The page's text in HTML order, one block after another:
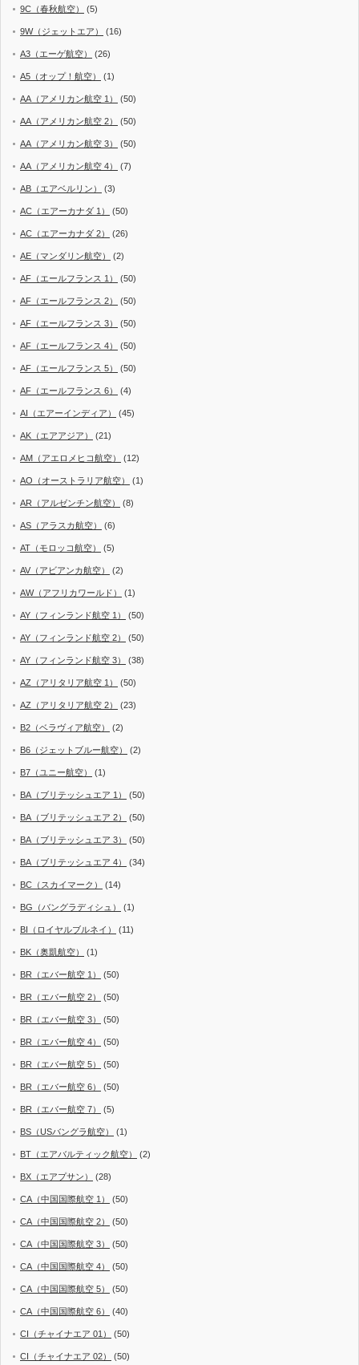
9C（春秋航空） (5)
9W（ジェットエア） (16)
A3（エーゲ航空） (26)
A5（オップ！航空） (1)
AA（アメリカン航空 1） (50)
AA（アメリカン航空 2） (50)
AA（アメリカン航空 3） (50)
AA（アメリカン航空 4） (7)
AB（エアベルリン） (3)
AC（エアーカナダ 1） (50)
AC（エアーカナダ 2） (26)
AE（マンダリン航空） (2)
AF（エールフランス 1） (50)
AF（エールフランス 2） (50)
AF（エールフランス 3） (50)
AF（エールフランス 4） (50)
AF（エールフランス 5） (50)
AF（エールフランス 6） (4)
AI（エアーインディア） (45)
AK（エアアジア） (21)
AM（アエロメヒコ航空） (12)
AO（オーストラリア航空） (1)
AR（アルゼンチン航空） (8)
AS（アラスカ航空） (6)
AT（モロッコ航空） (5)
AV（アビアンカ航空） (2)
AW（アフリカワールド） (1)
AY（フィンランド航空 1） (50)
AY（フィンランド航空 2） (50)
AY（フィンランド航空 3） (38)
AZ（アリタリア航空 1） (50)
AZ（アリタリア航空 2） (23)
B2（ベラヴィア航空） (2)
B6（ジェットブルー航空） (2)
B7（ユニー航空） (1)
BA（ブリテッシュエア 1） (50)
BA（ブリテッシュエア 2） (50)
BA（ブリテッシュエア 3） (50)
BA（ブリテッシュエア 4） (34)
BC（スカイマーク） (14)
BG（バングラディシュ） (1)
BI（ロイヤルブルネイ） (11)
BK（奥凱航空） (1)
BR（エバー航空 1） (50)
BR（エバー航空 2） (50)
BR（エバー航空 3） (50)
BR（エバー航空 4） (50)
BR（エバー航空 5） (50)
BR（エバー航空 6） (50)
BR（エバー航空 7） (5)
BS（USバングラ航空） (1)
BT（エアバルティック航空） (2)
BX（エアプサン） (28)
CA（中国国際航空 1） (50)
CA（中国国際航空 2） (50)
CA（中国国際航空 3） (50)
CA（中国国際航空 4） (50)
CA（中国国際航空 5） (50)
CA（中国国際航空 6） (40)
CI（チャイナエア 01） (50)
CI（チャイナエア 02） (50)